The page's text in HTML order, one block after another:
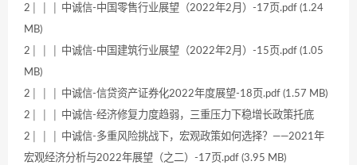
2│ │ │ 中诚信-中国零售行业展望（2022年2月）-17页.pdf (1.24
MB)
2│ │ │ 中诚信-中国建筑行业展望（2022年2月）-15页.pdf (1.05
MB)
2│ │ │ 中诚信-信贷资产证券化2022年度展望-18页.pdf (1.57 MB)
2│ │ │ 中诚信-经济修复力度趋弱，三重压力下稳增长政策托底
2│ │ │ 中诚信-多重风险挑战下，宏观政策如何选择？——2021年
宏观经济分析与2022年展望（之二）-17页.pdf (3.95 MB)